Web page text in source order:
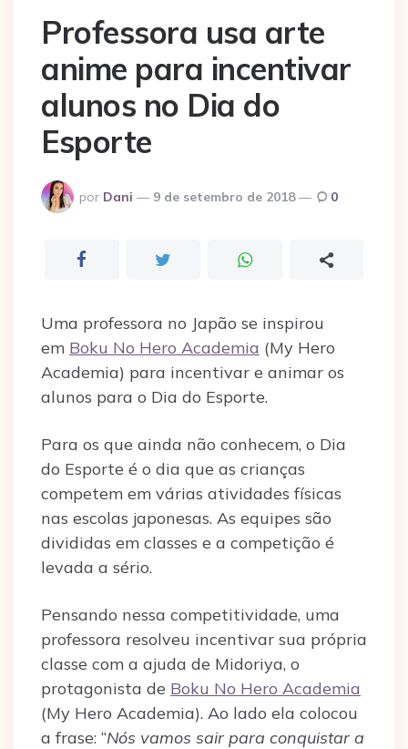
Professora usa arte
anime para incentivar
alunos no Dia do
Esporte
Postado
por
por Dani 9 de setembro de 2018 0
Uma professora no Japão se inspirou
em Boku No Hero Academia (My Hero
Academia) para incentivar e animar os
alunos para o Dia do Esporte.
Para os que ainda não conhecem, o Dia
do Esporte é o dia que as crianças
competem em várias atividades físicas
nas escolas japonesas. As equipes são
divididas em classes e a competição é
levada a sério.
Pensando nessa competitividade, uma
professora resolveu incentivar sua própria
classe com a ajuda de Midoriya, o
protagonista de Boku No Hero Academia
(My Hero Academia). Ao lado ela colocou
a frase: “Nós vamos sair para conquistar a